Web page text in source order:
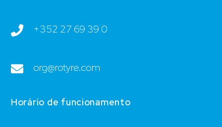
+352 27 69 39 0
org@rotyre.com
Horário de funcionamento